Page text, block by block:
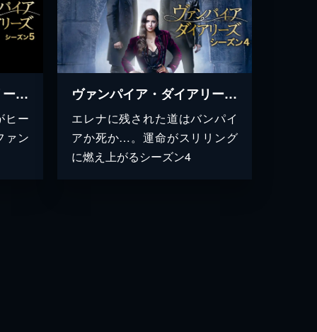
ヴァンパイア・ダイアリーズ シーズン５
ヒー
ァン
ヴァンパイア・ダイアリーズ シーズン４
エレナに残された道はバンパイ
アか死か…。運命がスリリング
に燃え上がるシーズン4